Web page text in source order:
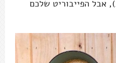
אבל הפייבוריט שלכם